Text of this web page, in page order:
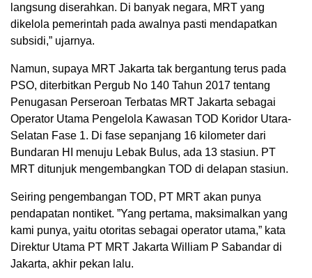
langsung diserahkan. Di banyak negara, MRT yang
dikelola pemerintah pada awalnya pasti mendapatkan
subsidi,” ujarnya.
Namun, supaya MRT Jakarta tak bergantung terus pada
PSO, diterbitkan Pergub No 140 Tahun 2017 tentang
Penugasan Perseroan Terbatas MRT Jakarta sebagai
Operator Utama Pengelola Kawasan TOD Koridor Utara-
Selatan Fase 1. Di fase sepanjang 16 kilometer dari
Bundaran HI menuju Lebak Bulus, ada 13 stasiun. PT
MRT ditunjuk mengembangkan TOD di delapan stasiun.
Seiring pengembangan TOD, PT MRT akan punya
pendapatan nontiket. ”Yang pertama, maksimalkan yang
kami punya, yaitu otoritas sebagai operator utama,” kata
Direktur Utama PT MRT Jakarta William P Sabandar di
Jakarta, akhir pekan lalu.